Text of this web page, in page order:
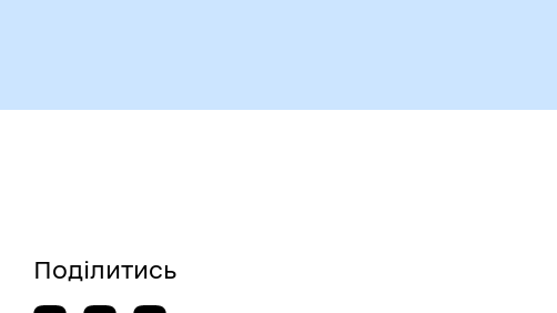
Поділитись